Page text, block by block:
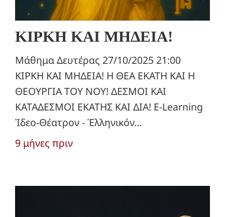
ΚΙΡΚΗ ΚΑΙ ΜΗΔΕΙΑ!
Μάθημα Δευτέρας 27/10/2025 21:00
ΚΙΡΚΗ ΚΑΙ ΜΗΔΕΙΑ! Η ΘΕΑ ΕΚΑΤΗ ΚΑΙ Η
ΘΕΟΥΡΓΙΑ ΤΟΥ ΝΟΥ! ΔΕΣΜΟΙ ΚΑΙ
ΚΑΤΑΔΕΣΜΟΙ ΕΚΑΤΗΣ ΚΑΙ ΔΙΑ! E-Learning
Ἰδεο-Θέατρον - Ἑλληνικόν…
9 μήνες πριν